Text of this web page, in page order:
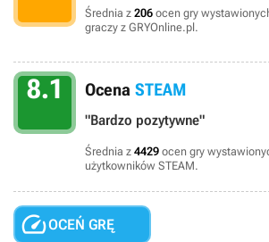
Średnia z 206 ocen gry
graczy z GRYOnline.pl.
8.1 Ocena STEAM
"Bardzo pozytywne"
Średnia z 4429 ocen gry
użytkowników STEAM.
OCEŃ GRĘ